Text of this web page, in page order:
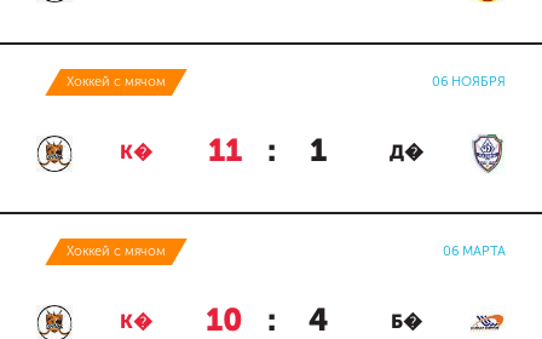
Хоккей с мячом 06 НОЯБРЯ
К� 11 : 1 Д�
Хоккей с мячом 06 МАРТА
К� 10 : 4 Б�